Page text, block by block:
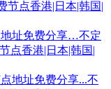
地址免费分享…不定
点香港|日本|韩国|